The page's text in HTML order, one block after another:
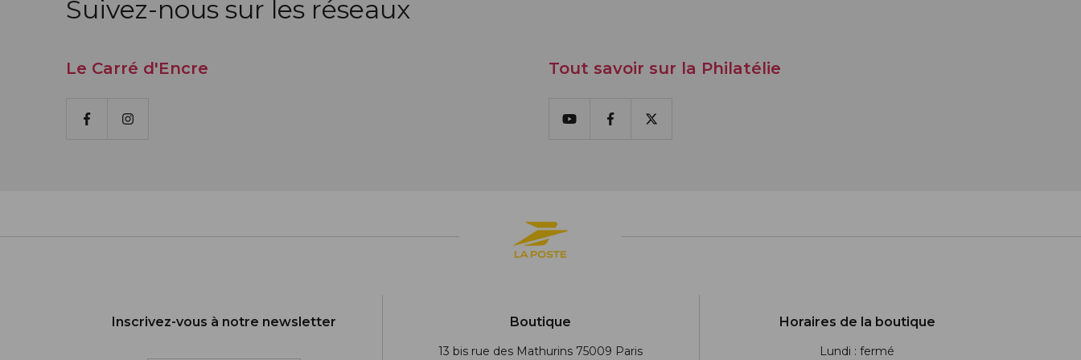
Suivez-nous sur les réseaux
Le Carré d'Encre
FacebookInstagram
Tout savoir sur la Philatélie
YoutubeFacebook
X
Inscrivez-vous à notre newsletter Boutique
13 bis rue des Mathurins 75009 Paris
Horaires de la boutique
Lundi : fermé